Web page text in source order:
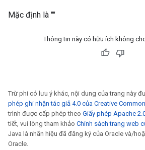
Mặc định là ""
Thông tin này có hữu ích không
Trừ phi có lưu ý khác, nội dung của trang này
phép ghi nhận tác giả 4.0 của Creative
trình được cấp phép theo Giấy phép Apache
tiết, vui lòng tham khảo Chính sách trang web
Java là nhãn hiệu đã đăng ký của Oracle và/
Oracle.